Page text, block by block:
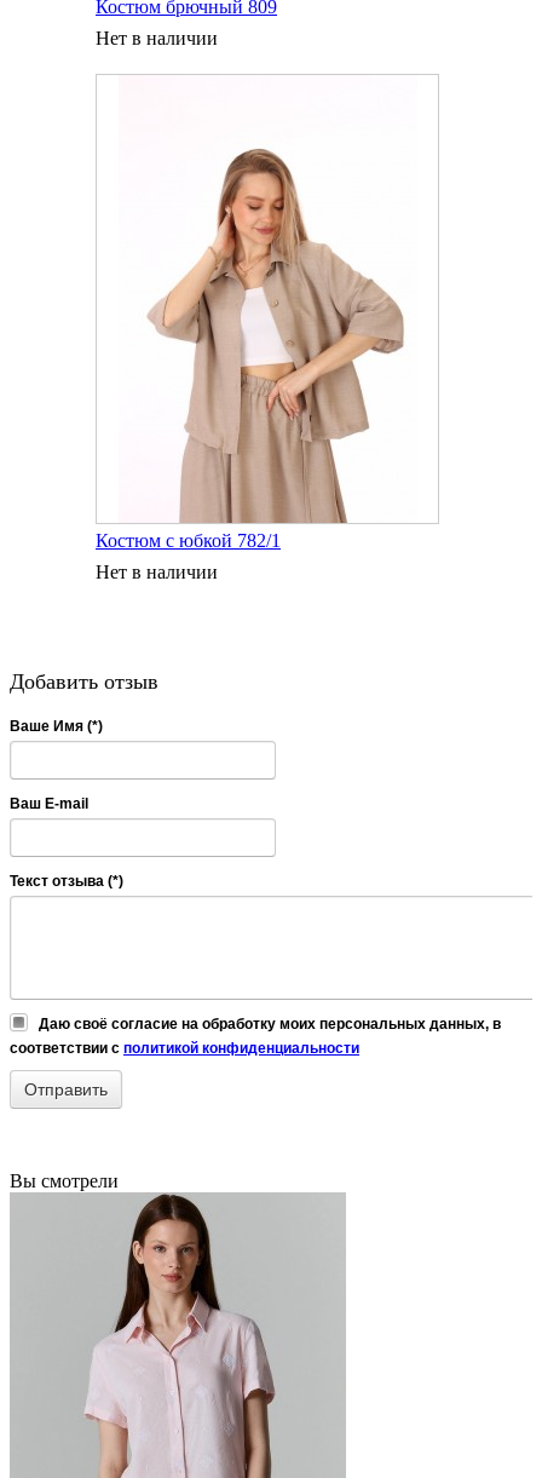
Костюм брючный 809
Нет в наличии
Костюм с юбкой 782/1
Нет в наличии
Добавить отзыв
Ваше Имя (*)
Ваш E-mail
Текст отзыва (*)
Даю своё согласие на обработку моих персональных данных, в
соответствии с политикой конфиденциальности
Вы смотрели